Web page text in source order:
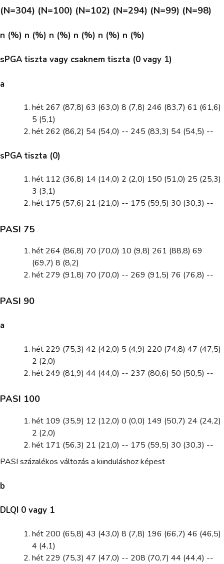
(N=304) (N=100) (N=102) (N=294) (N=99) (N=98)
n (%) n (%) n (%) n (%) n (%) n (%)
sPGA tiszta vagy csaknem tiszta (0 vagy 1)
a
hét 267 (87,8) 63 (63,0) 8 (7,8) 246 (83,7) 61 (61,6)
5 (5,1)
hét 262 (86,2) 54 (54,0) -- 245 (83,3) 54 (54,5) --
sPGA tiszta (0)
hét 112 (36,8) 14 (14,0) 2 (2,0) 150 (51,0) 25 (25,3)
3 (3,1)
hét 175 (57,6) 21 (21,0) -- 175 (59,5) 30 (30,3) --
PASI 75
hét 264 (86,8) 70 (70,0) 10 (9,8) 261 (88,8) 69
(69,7) 8 (8,2)
hét 279 (91,8) 70 (70,0) -- 269 (91,5) 76 (76,8) --
PASI 90
a
hét 229 (75,3) 42 (42,0) 5 (4,9) 220 (74,8) 47 (47,5)
2 (2,0)
hét 249 (81,9) 44 (44,0) -- 237 (80,6) 50 (50,5) --
PASI 100
hét 109 (35,9) 12 (12,0) 0 (0,0) 149 (50,7) 24 (24,2)
2 (2,0)
hét 171 (56,3) 21 (21,0) -- 175 (59,5) 30 (30,3) --
PASI százalékos változás a kiinduláshoz képest
b
DLQI 0 vagy 1
hét 200 (65,8) 43 (43,0) 8 (7,8) 196 (66,7) 46 (46,5)
4 (4,1)
hét 229 (75,3) 47 (47,0) -- 208 (70,7) 44 (44,4) --